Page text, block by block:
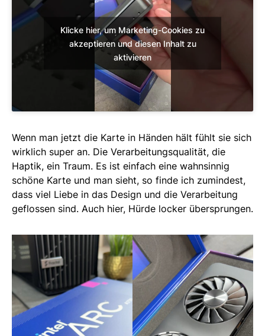
Klicke hier, um Marketing-Cookies zu
akzeptieren und diesen Inhalt zu
aktivieren
Wenn man jetzt die Karte in Händen hält fühlt sie sich
wirklich super an. Die Verarbeitungsqualität, die
Haptik, ein Traum. Es ist einfach eine wahnsinnig
schöne Karte und man sieht, so finde ich zumindest,
dass viel Liebe in das Design und die Verarbeitung
geflossen sind. Auch hier, Hürde locker übersprungen.